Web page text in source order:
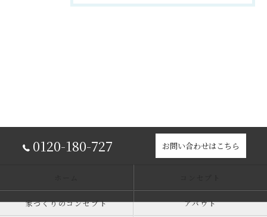
0120-180-727 お問い合わせはこちら
家づくりのコンセプト アバウト